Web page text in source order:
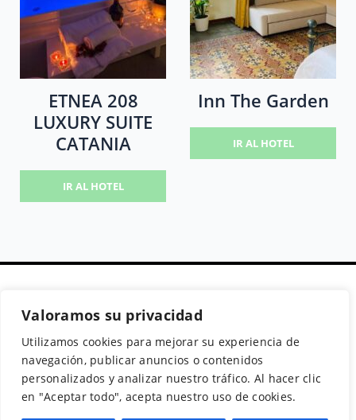
Valoramos su privacidad
Utilizamos cookies para mejorar su experiencia de
navegación, publicar anuncios o contenidos
personalizados y analizar nuestro tráfico. Al hacer clic
en "Aceptar todo", acepta nuestro uso de cookies.
ETNEA 208
LUXURY SUITE
CATANIA
IR AL HOTEL
Inn The Garden
IR AL HOTEL
Secciones
Buscador de
Hoteles
Guías de Viajes
Políticas
Política de cookies
Aviso Legal
Política de
Privacidad
Instagram